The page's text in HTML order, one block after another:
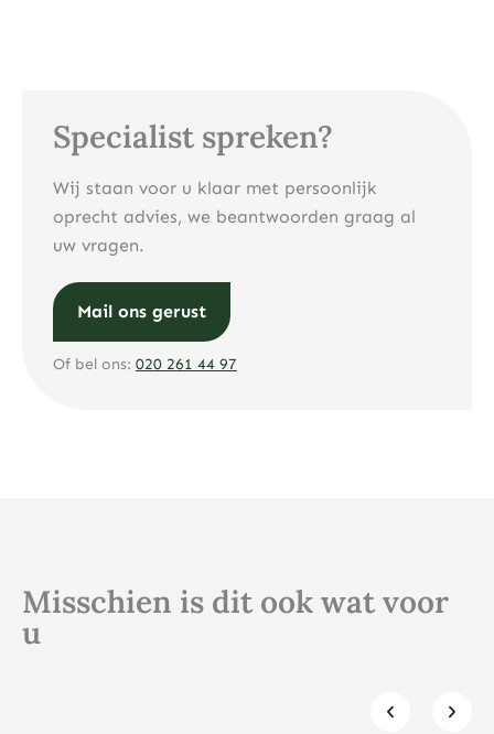
Specialist spreken?
Wij staan voor u klaar met persoonlijk
oprecht advies, we beantwoorden graag al
uw vragen.
Mail ons gerust
Of bel ons: 020 261 44 97
Misschien is dit ook wat voor
u